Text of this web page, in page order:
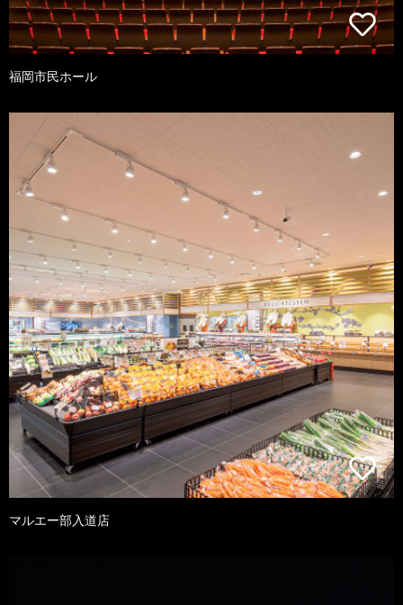
福岡市民ホール
マルエー部入道店